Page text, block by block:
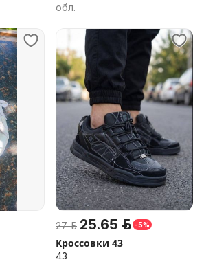
обл.
27 р. 25.65 р. -5%
Кроссовки 43
43